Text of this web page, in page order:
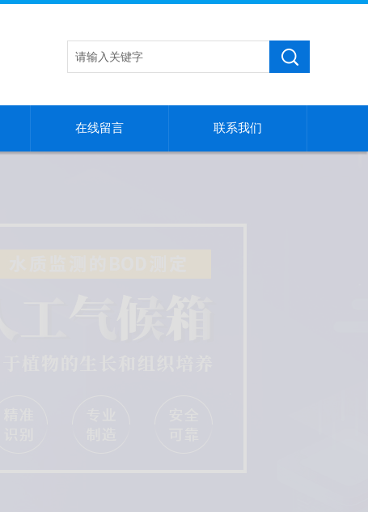
在线留言 联系我们